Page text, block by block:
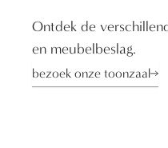
Ontdek de
en meubelbeslag.
bezoek onze toonzaal